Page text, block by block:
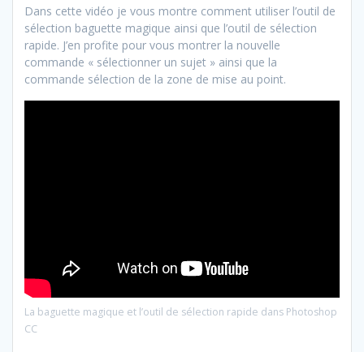
Dans cette vidéo je vous montre comment utiliser l’outil de
sélection baguette magique ainsi que l’outil de sélection
rapide. J’en profite pour vous montrer la nouvelle
commande « sélectionner un sujet » ainsi que la
commande sélection de la zone de mise au point.
La baguette magique et l’outil de sélection rapide dans Photoshop
CC